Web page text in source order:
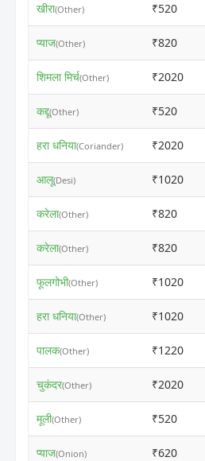
खीरा(Other) ₹520
प्याज(Other) ₹820
शिमला मिर्च(Other) ₹2020
कद्दू(Other) ₹520
हरा धनिया(Coriander) ₹2020
आलू(Desi) ₹1020
करेला(Other) ₹820
करेला(Other) ₹820
फूलगोभी(Other) ₹1020
हरा धनिया(Other) ₹1020
पालक(Other) ₹1220
चुकंदर(Other) ₹2020
मूली(Other) ₹520
प्याज(Onion) ₹620